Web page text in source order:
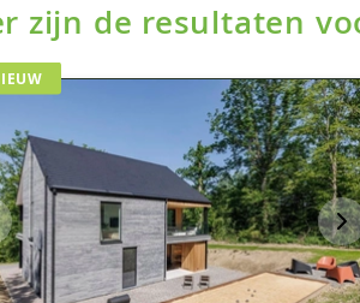
zijn de resultaten